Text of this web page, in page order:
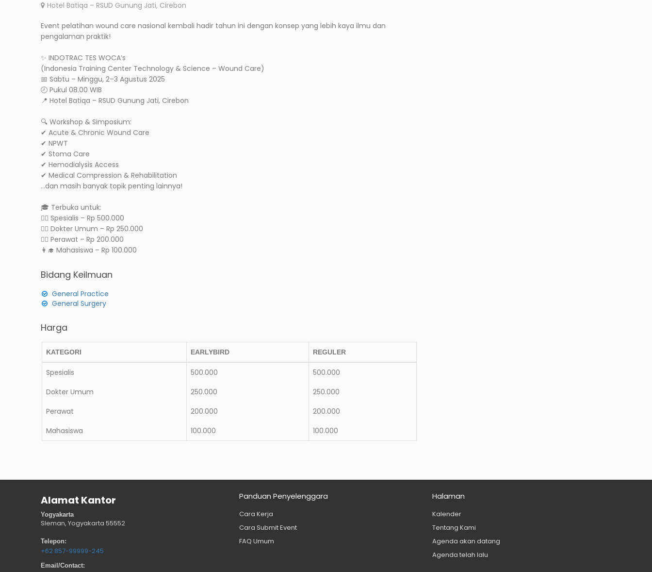
Hotel Batiqa – RSUD Gunung Jati, Cirebon
Event pelatihan wound care nasional kembali hadir tahun ini dengan konsep yang lebih kaya ilmu dan
pengalaman praktik!
✨ INDOTRAC TES WOCA’s
(Indonesia Training Center Technology & Science – Wound Care)
📅 Sabtu – Minggu, 2–3 Agustus 2025
🕗 Pukul 08.00 WIB
📍 Hotel Batiqa – RSUD Gunung Jati, Cirebon
🔍 Workshop & Simposium:
✔ Acute & Chronic Wound Care
✔ NPWT
✔ Stoma Care
✔ Hemodialysis Access
✔ Medical Compression & Rehabilitation
…dan masih banyak topik penting lainnya!
🎓 Terbuka untuk:
👨‍⚕ Spesialis – Rp 500.000
👩‍⚕ Dokter Umum – Rp 250.000
🧑‍⚕ Perawat – Rp 200.000
👩‍🎓 Mahasiswa – Rp 100.000
Bidang Keilmuan
General Practice
General Surgery
Harga
KATEGORI EARLYBIRD REGULER
Spesialis 500.000
500.000
Dokter Umum
250.000
250.000
Perawat
200.000
200.000
Mahasiswa
100.000 100.000
Alamat Kantor
Yogyakarta
Sleman, Yogyakarta 55552
Telepon:
+62 857-99999-245
Email/Contact:
Panduan Penyelenggara
Cara Kerja
Cara Submit Event
FAQ Umum
Halaman
Kalender
Tentang Kami
Agenda akan datang
Agenda telah lalu